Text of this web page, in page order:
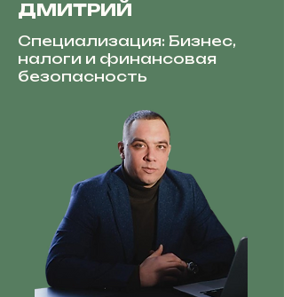
ДМИТРИЙ
Специализация: Бизнес,
налоги и финансовая
безопасность